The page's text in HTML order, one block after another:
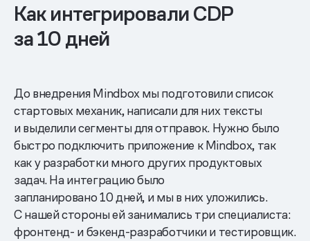
Как интегрировали CDP
за 10 дней
До внедрения Mindbox мы подготовили список
стартовых механик, написали для них тексты
и выделили сегменты для отправок. Нужно было
быстро подключить приложение к Mindbox, так
как у разработки много других продуктовых
задач. На интеграцию было
запланировано 10 дней, и мы в них уложились.
С нашей стороны ей занимались три специалиста:
фронтенд- и бэкенд-разработчики и тестировщик.